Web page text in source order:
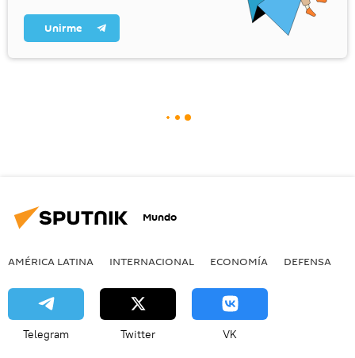
Unirme
Mundo
AMÉRICA LATINA INTERNACIONAL ECONOMÍA DEFENSA
Telegram Twitter VK